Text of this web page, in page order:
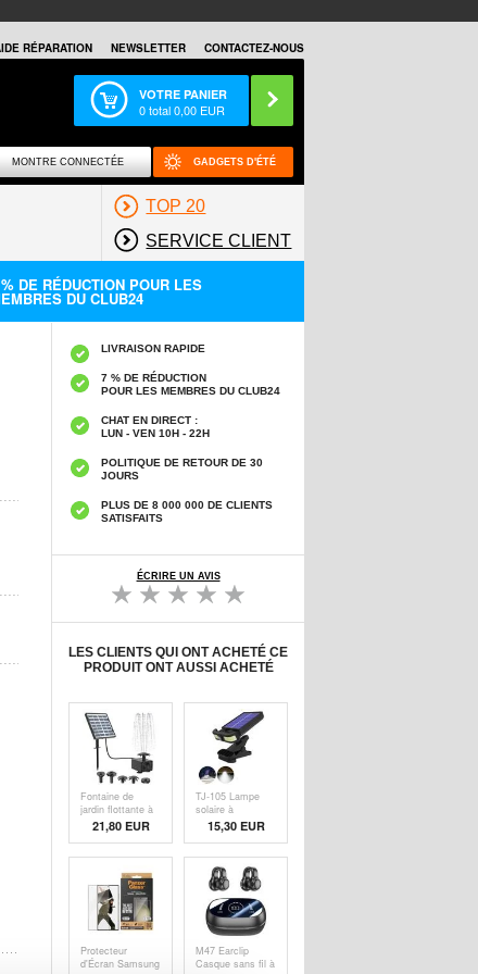
RÉPARATION NEWSLETTER CONTACTEZ-NOUS
VOTRE PANIER
0total0,00 EUR
MONTRE CONNECTÉE GADGETS D'ÉTÉ
TOP 20
SERVICE CLIENT
DE RÉDUCTION POUR LES
DU CLUB24
LIVRAISON RAPIDE
7 % DE RÉDUCTION
POUR LES MEMBRES DU CLUB24
CHAT EN DIRECT :
LUN - VEN 10H - 22H
POLITIQUE DE RETOUR DE 30
JOURS
PLUS DE 8 000 000 DE CLIENTS
SATISFAITS
ÉCRIRE UN AVIS
LES CLIENTS QUI ONT ACHETÉ CE
PRODUIT ONT AUSSI ACHETÉ
Fontaine de
jardin flottante à
énergie solaire
avec hauteur de
jet de 55cm
21,80EUR
TJ-105 Lampe
solaire à
mouvement 40
LED à clipser -
lumière blanche
15,30EUR
Protecteur
d'Écran Samsung
M47 Earclip
Casque sans fil à